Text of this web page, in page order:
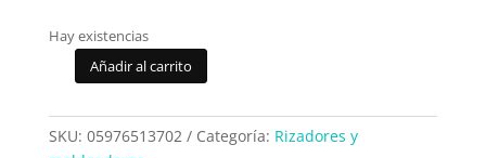
Hay existencias
Rizador
So
Curls
Añadir al carrito
SKU: 05976513702 Categoría: Rizadores y